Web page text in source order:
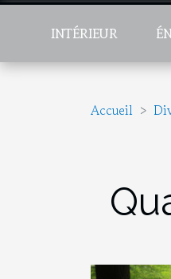
INTÉRIEUR
Accueil